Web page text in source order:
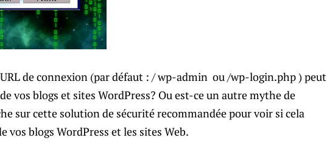
de connexion (par défaut : / wp-admin ou /wp-login.php ) peut
vos blogs et sites WordPress? Ou est-ce un autre mythe de
sur cette solution de sécurité recommandée pour voir si cela
blogs WordPress et les sites Web.